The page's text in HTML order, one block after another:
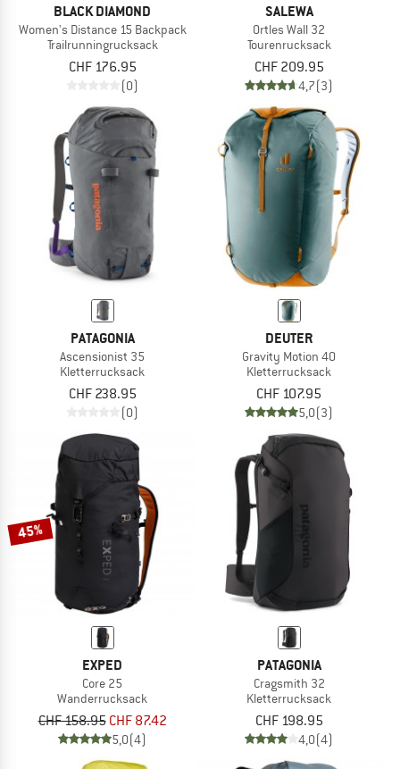
BLACK DIAMOND
Women's Distance 15 Backpack
Trailrunningrucksack
CHF 176.95
(0)
SALEWA
Ortles Wall 32
Tourenrucksack
CHF 209.95
4,7(3)
PATAGONIA
Ascensionist 35
Kletterrucksack
CHF 238.95
(0)
DEUTER
Gravity Motion 40
Kletterrucksack
CHF 107.95
5,0(3)
45%
EXPED
Core 25
Wanderrucksack
CHF 158.95 CHF 87.42
5,0(4)
PATAGONIA
Cragsmith 32
Kletterrucksack
CHF 198.95
4,0(4)